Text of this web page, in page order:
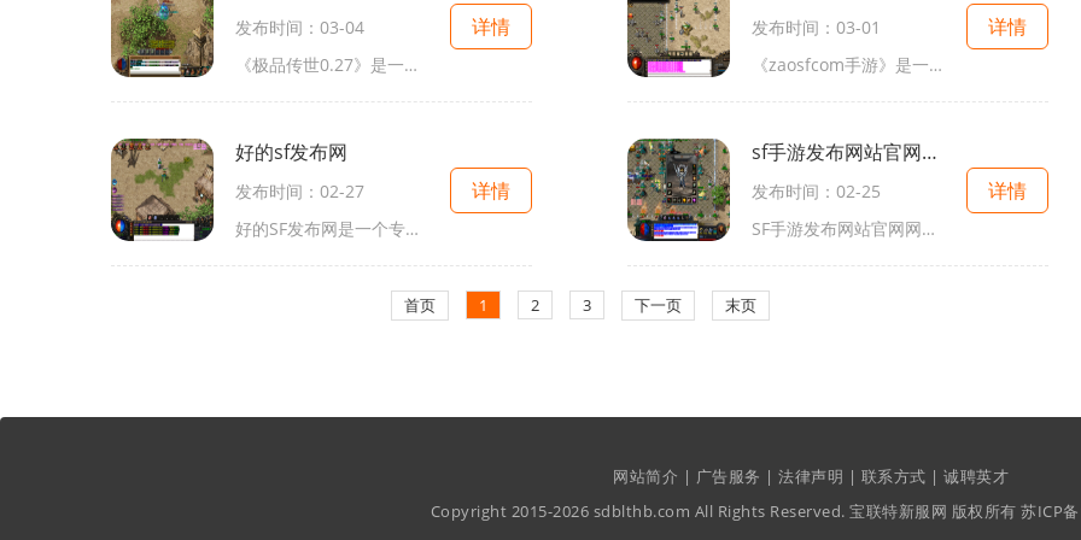
发布时间：03-04
《极品传世0.27》是一款热门的多人在线角色扮演游戏。这款游戏以其精美的画面、刺激的剧情和丰富的玩法而闻名于世。下面将为大家详细介绍《极品传世0.27》的具体玩法。我们来看看
详情
发布时间：03-01
《zaosfcom手游》是一款备受玩家喜爱的手机游戏。无论是玩家们忙碌的工作中难以释放的压力，还是日常琐碎的繁忙生活，都可以在这款游戏中找到放松和乐趣。今天就让我们一起来探索
详情
好的sf发布网
发布时间：02-27
好的SF发布网是一个专注于游戏发布和介绍的网站。作为广大游戏爱好者的乐园，这个网站汇集了丰富多样的游戏资源和详细的游戏玩法介绍，给玩家们提供了一个深入了解和探索游戏世
详情
sf手游发布网站官网网址
发布时间：02-25
SF手游发布网站官网网址是多少？这是许多游戏爱好者心中的疑问。SF手游是一款备受瞩目的射击类手游，其官网不仅提供了游戏下载和新闻资讯，还提供了详细的游戏玩法介绍。下面就
详情
首页 1 2 3 下一页 末页
网站简介 | 广告服务 | 法律声明 | 联系方式 | 诚聘英才
Copyright 2015-2026 sdblthb.com All Rights Reserved. 宝联特新服网 版权所有 苏ICP